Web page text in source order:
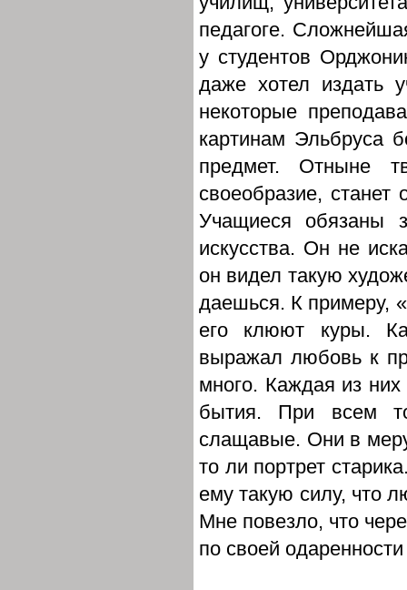
педагоге.
у студентов
даже хотел издать
некоторые
картинам Эльбруса
предмет. Отныне
своеобразие,
Учащиеся обязаны
искусства. Он не
он видел такую
даешься. К примеру,
его клюют куры.
выражал любовь к
много. Каждая из них
бытия. При всем
слащавые. Они в
то ли портрет
ему такую силу, что
Мне повезло, что
по своей